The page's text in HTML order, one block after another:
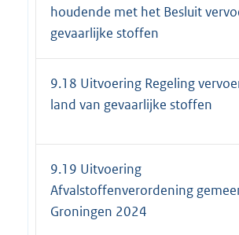
houdende met het Besluit
gevaarlijke stoffen
9.18 Uitvoering Regeling
land van gevaarlijke stoffen
9.19 Uitvoering
Afvalstoffenverordening
Groningen 2024